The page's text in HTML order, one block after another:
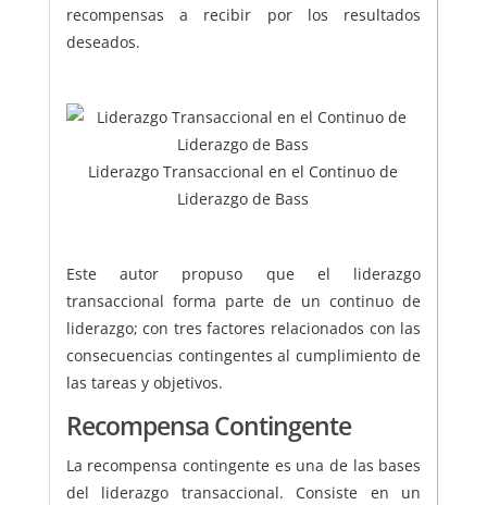
recompensas a recibir por los resultados
deseados.
Liderazgo Transaccional en el Continuo de
Liderazgo de Bass
Este autor propuso que el liderazgo
transaccional forma parte de un continuo de
liderazgo; con tres factores relacionados con las
consecuencias contingentes al cumplimiento de
las tareas y objetivos.
Recompensa Contingente
La recompensa contingente es una de las bases
del liderazgo transaccional. Consiste en un